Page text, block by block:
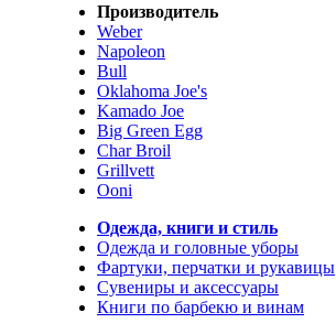
Производитель
Weber
Napoleon
Bull
Oklahoma Joe's
Kamado Joe
Big Green Egg
Char Broil
Grillvett
Ooni
Одежда, книги и стиль
Одежда и головные уборы
Фартуки, перчатки и рукавицы
Сувениры и аксессуары
Книги по барбекю и винам